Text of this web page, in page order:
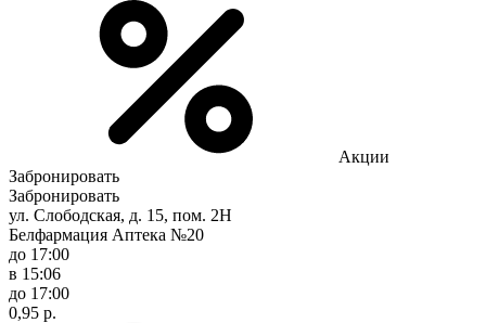
Акции
Забронировать
Забронировать
ул. Слободская, д. 15, пом. 2Н
Белфармация Аптека №20
до 17:00
в 15:06
до 17:00
0,95 р.